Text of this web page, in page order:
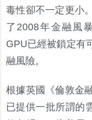
毒性卻不一定更小
了2008年金融風
GPU已經被鎖定有
融風險。
根據英國《倫敦金
已提供一批所謂的